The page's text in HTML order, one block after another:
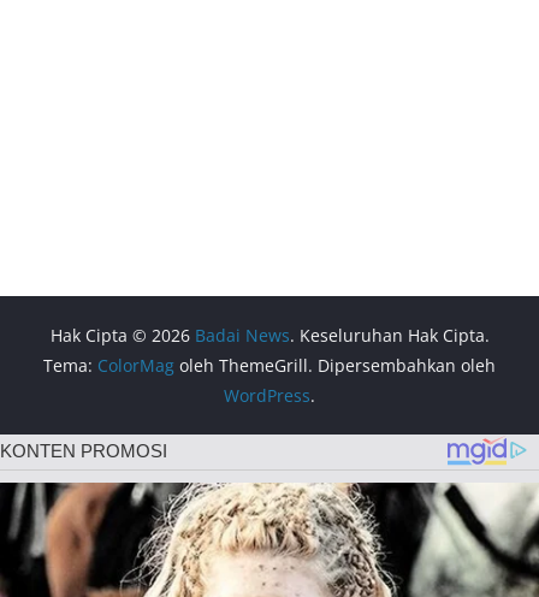
Hak Cipta © 2026 Badai News. Keseluruhan Hak Cipta.
Tema: ColorMag oleh ThemeGrill. Dipersembahkan oleh
WordPress.